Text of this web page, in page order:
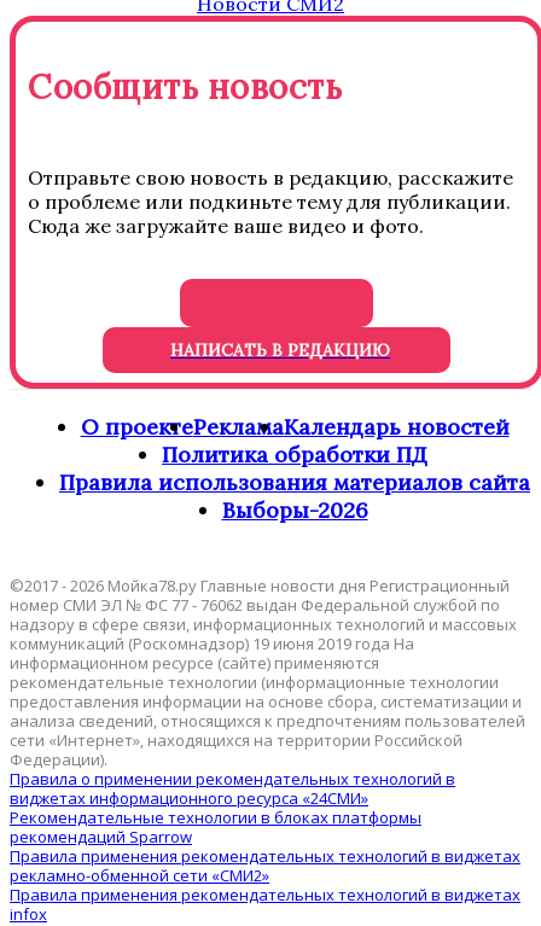
Сообщить новость
Отправьте свою новость в редакцию, расскажите
о проблеме или подкиньте тему для публикации.
Сюда же загружайте ваше видео и фото.
НАПИСАТЬ В РЕДАКЦИЮ
О проектеРекламаКалендарь новостей
Политика обработки ПД
Правила использования материалов сайта
Выборы-2026
©2017 - 2026 Мойка78.ру Главные новости дня Регистрационный
номер СМИ ЭЛ № ФС 77 - 76062 выдан Федеральной службой по
надзору в сфере связи, информационных технологий и массовых
коммуникаций (Роскомнадзор) 19 июня 2019 года На
информационном ресурсе (сайте) применяются
рекомендательные технологии (информационные технологии
предоставления информации на основе сбора, систематизации и
анализа сведений, относящихся к предпочтениям пользователей
сети «Интернет», находящихся на территории Российской
Федерации).
Правила о применении рекомендательных технологий в
виджетах информационного ресурса «24СМИ»
Рекомендательные технологии в блоках платформы
рекомендаций Sparrow
Правила применения рекомендательных технологий в виджетах
рекламно-обменной сети «СМИ2»
Правила применения рекомендательных технологий в виджетах
infox